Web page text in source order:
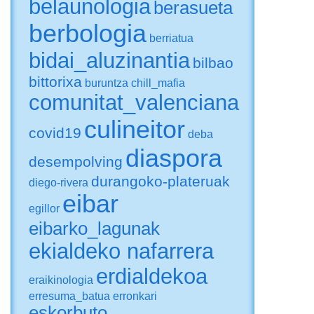
belaunologia berasueta
berbologia berriatua
bidai_aluzinantia bilbao
bittorixa buruntza chill_mafia
comunitat_valenciana
covid19 culineitor deba
desempolving diaspora
diego-rivera durangoko-plateruak
egillor eibar
eibarko_lagunak
ekialdeko nafarrera
eraikinologia erdialdekoa
erresuma_batua erronkari